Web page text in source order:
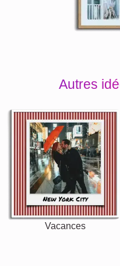
Autres
Vacances